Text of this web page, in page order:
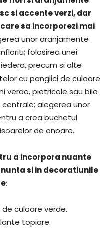
si accente verzi, dar
sa incorporezi mai
unor aranjamente
folosirea unei
precum si alte
cu panglici de culoare
verde, pietricele sau bile
alegerea unor
a crea buchetul
de onoare.
a incorpora nuante
si in decoratiunile
:
culoare verde.
topiare.